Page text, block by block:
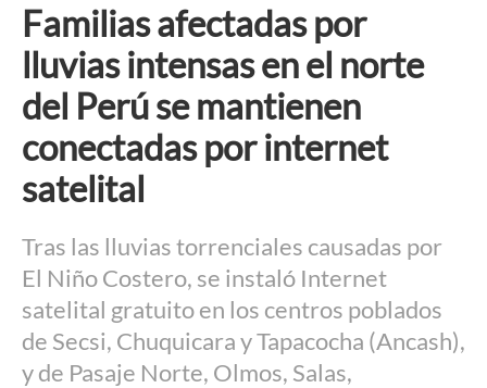
Familias afectadas por
lluvias intensas en el norte
del Perú se mantienen
conectadas por internet
satelital
Tras las lluvias torrenciales causadas por
El Niño Costero, se instaló Internet
satelital gratuito en los centros poblados
de Secsi, Chuquicara y Tapacocha (Ancash),
y de Pasaje Norte, Olmos, Salas,